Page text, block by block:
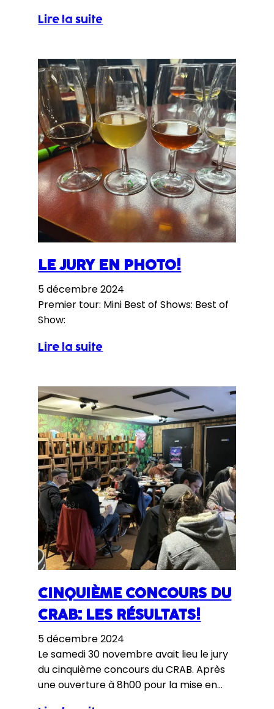
Son trajet lui a paru bien long, en partie
long que pour Olli-Pekka! Après une…
Lire la suite
LE JURY EN PHOTO!
5 décembre 2024
Premier tour: Mini Best of Shows: Best of
Show:
Lire la suite
CINQUIÈME CONCOURS DU
CRAB: LES RÉSULTATS!
5 décembre 2024
Le samedi 30 novembre avait lieu le jury
du cinquième concours du CRAB. Après
une ouverture à 8h00 pour la mise en